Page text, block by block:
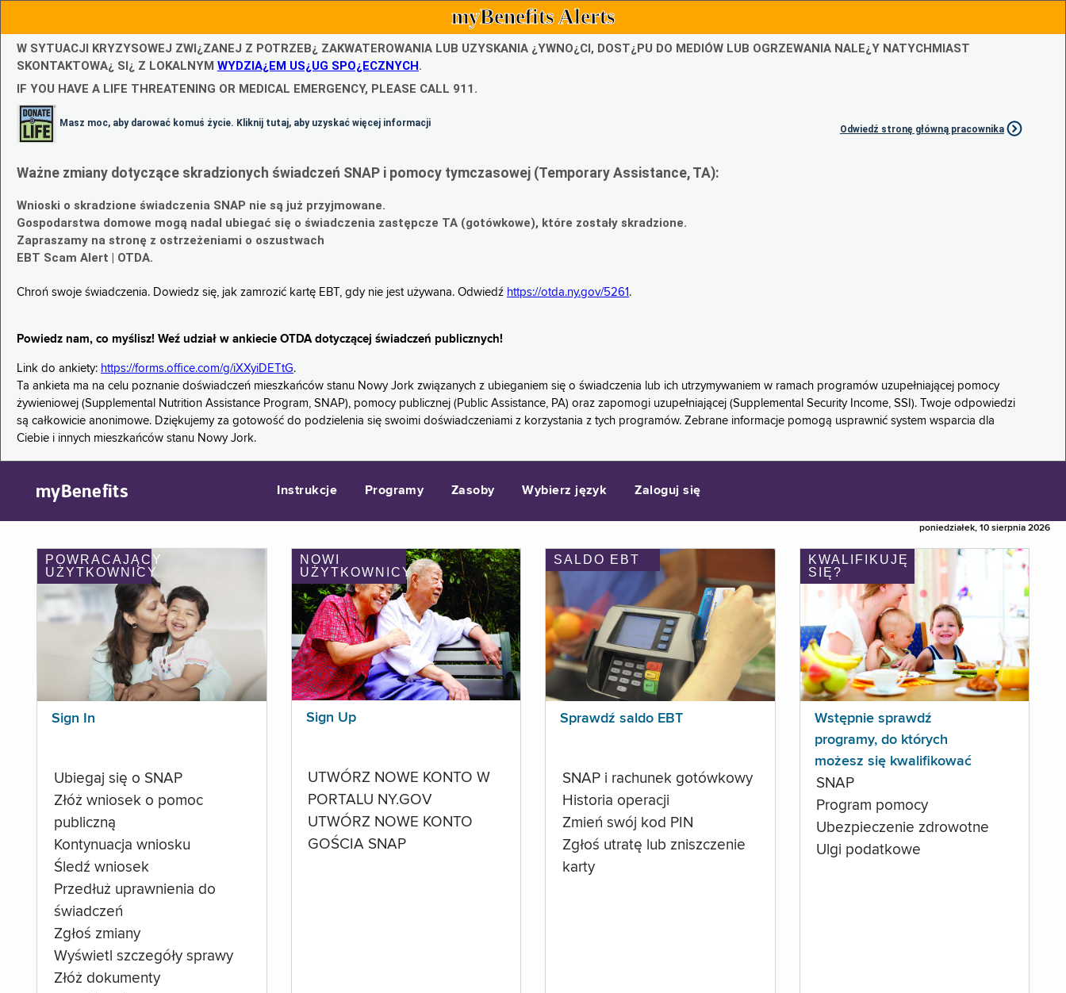
myBenefits Alerts
W SYTUACJI KRYZYSOWEJ ZWI¿ZANEJ Z POTRZEB¿ ZAKWATEROWANIA LUB UZYSKANIA ¿YWNO¿CI, DOST¿PU DO MEDIÓW LUB OGRZEWANIA NALE¿Y NATYCHMIAST
SKONTAKTOWA¿ SI¿ Z LOKALNYM WYDZIA¿EM US¿UG SPO¿ECZNYCH.
IF YOU HAVE A LIFE THREATENING OR MEDICAL EMERGENCY, PLEASE CALL 911.
Masz moc, aby darować komuś życie. Kliknij tutaj, aby uzyskać więcej informacji
Odwiedź stronę główną pracownika
Ważne zmiany dotyczące skradzionych świadczeń SNAP i pomocy tymczasowej (Temporary Assistance, TA):
Wnioski o skradzione świadczenia SNAP nie są już przyjmowane.
Gospodarstwa domowe mogą nadal ubiegać się o świadczenia zastępcze TA (gotówkowe), które zostały skradzione.
Zapraszamy na stronę z ostrzeżeniami o oszustwach
EBT Scam Alert | OTDA.
Chroń swoje świadczenia. Dowiedz się, jak zamrozić kartę EBT, gdy nie jest używana. Odwiedź https://otda.ny.gov/5261 .
Powiedz nam, co myślisz! Weź udział w ankiecie OTDA dotyczącej świadczeń publicznych!
Link do ankiety: https://forms.office.com/g/iXXyiDETtG.
Ta ankieta ma na celu poznanie doświadczeń mieszkańców stanu Nowy Jork związanych z ubieganiem się o świadczenia lub ich utrzymywaniem w ramach programów uzupełniającej pomocy
żywieniowej (Supplemental Nutrition Assistance Program, SNAP), pomocy publicznej (Public Assistance, PA) oraz zapomogi uzupełniającej (Supplemental Security Income, SSI). Twoje odpowiedzi
są całkowicie anonimowe. Dziękujemy za gotowość do podzielenia się swoimi doświadczeniami z korzystania z tych programów. Zebrane informacje pomogą usprawnić system wsparcia dla
Ciebie i innych mieszkańców stanu Nowy Jork.
myBenefits Instrukcje Programy Zasoby Wybierz język Zaloguj się
poniedziałek, 10 sierpnia 2026
POWRACAJĄCY
UŻYTKOWNICY
Sign In
Ubiegaj się o SNAP
Złóż wniosek o pomoc
publiczną
Kontynuacja wniosku
Śledź wniosek
Przedłuż uprawnienia do
świadczeń
Zgłoś zmiany
Wyświetl szczegóły sprawy
Złóż dokumenty
NOWI
UŻYTKOWNICY
Sign Up
UTWÓRZ NOWE KONTO W
PORTALU NY.GOV
UTWÓRZ NOWE KONTO
GOŚCIA SNAP
SALDO EBT
Sprawdź saldo EBT
SNAP i rachunek gotówkowy
Historia operacji
Zmień swój kod PIN
Zgłoś utratę lub zniszczenie
karty
KWALIFIKUJĘ
SIĘ?
Wstępnie sprawdź
programy, do których
możesz się kwalifikować
SNAP
Program pomocy
Ubezpieczenie zdrowotne
Ulgi podatkowe